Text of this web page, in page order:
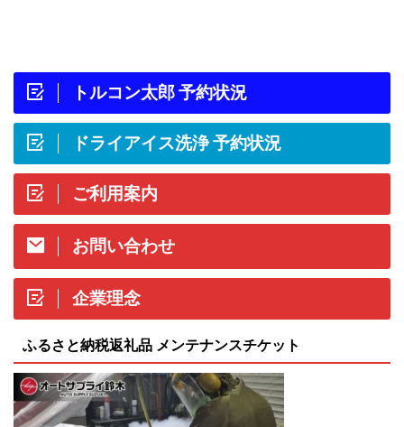
トルコン太郎 予約状況
ドライアイス洗浄 予約状況
ご利用案内
お問い合わせ
企業理念
ふるさと納税返礼品 メンテナンスチケット